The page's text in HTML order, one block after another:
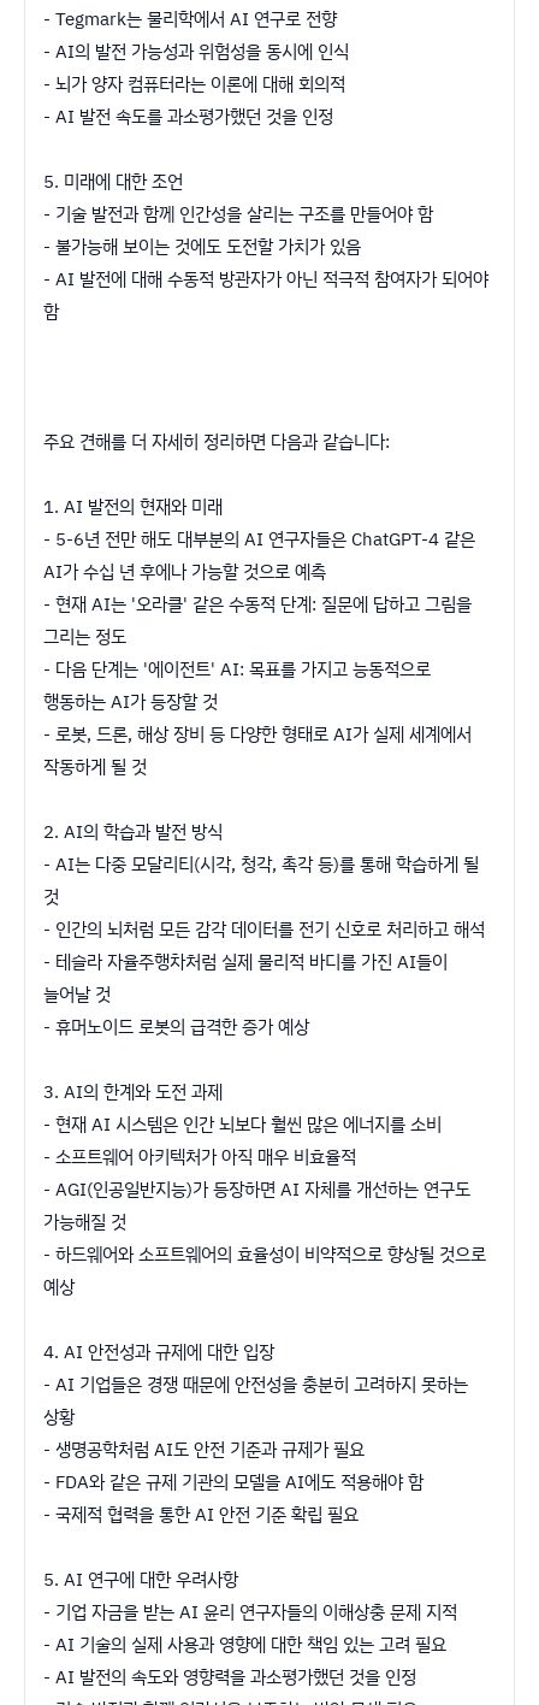
- Tegmark는 물리학에서 AI 연구로 전향
- AI의 발전 가능성과 위험성을 동시에 인식
- 뇌가 양자 컴퓨터라는 이론에 대해 회의적
- AI 발전 속도를 과소평가했던 것을 인정
5. 미래에 대한 조언
- 기술 발전과 함께 인간성을 살리는 구조를 만들어야 함
- 불가능해 보이는 것에도 도전할 가치가 있음
- AI 발전에 대해 수동적 방관자가 아닌 적극적 참여자가 되어야
함
주요 견해를 더 자세히 정리하면 다음과 같습니다:
1. AI 발전의 현재와 미래
- 5-6년 전만 해도 대부분의 AI 연구자들은 ChatGPT-4 같은
AI가 수십 년 후에나 가능할 것으로 예측
- 현재 AI는 '오라클' 같은 수동적 단계: 질문에 답하고 그림을
그리는 정도
- 다음 단계는 '에이전트' AI: 목표를 가지고 능동적으로
행동하는 AI가 등장할 것
- 로봇, 드론, 해상 장비 등 다양한 형태로 AI가 실제 세계에서
작동하게 될 것
2. AI의 학습과 발전 방식
- AI는 다중 모달리티(시각, 청각, 촉각 등)를 통해 학습하게 될
것
- 인간의 뇌처럼 모든 감각 데이터를 전기 신호로 처리하고 해석
- 테슬라 자율주행차처럼 실제 물리적 바디를 가진 AI들이
늘어날 것
- 휴머노이드 로봇의 급격한 증가 예상
3. AI의 한계와 도전 과제
- 현재 AI 시스템은 인간 뇌보다 훨씬 많은 에너지를 소비
- 소프트웨어 아키텍처가 아직 매우 비효율적
- AGI(인공일반지능)가 등장하면 AI 자체를 개선하는 연구도
가능해질 것
- 하드웨어와 소프트웨어의 효율성이 비약적으로 향상될 것으로
예상
4. AI 안전성과 규제에 대한 입장
- AI 기업들은 경쟁 때문에 안전성을 충분히 고려하지 못하는
상황
- 생명공학처럼 AI도 안전 기준과 규제가 필요
- FDA와 같은 규제 기관의 모델을 AI에도 적용해야 함
- 국제적 협력을 통한 AI 안전 기준 확립 필요
5. AI 연구에 대한 우려사항
- 기업 자금을 받는 AI 윤리 연구자들의 이해상충 문제 지적
- AI 기술의 실제 사용과 영향에 대한 책임 있는 고려 필요
- AI 발전의 속도와 영향력을 과소평가했던 것을 인정